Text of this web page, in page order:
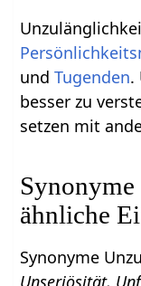
undTugenden.
besser zu
setzen mit
ähnliche
Synonyme